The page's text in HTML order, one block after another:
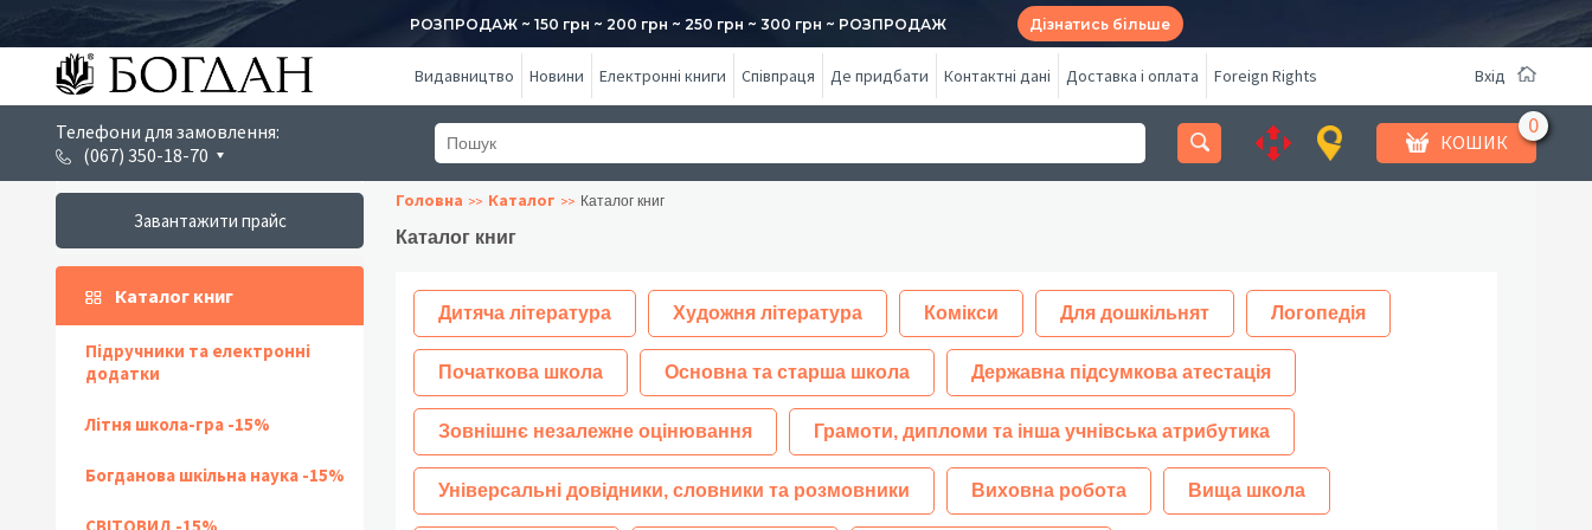
РОЗПРОДАЖ ~ 150 грн ~ 200 грн ~ 250 грн ~ 300 грн ~ РОЗПРОДАЖ Дізнатись більше
Видавництво Новини Електронні книги Співпраця Де придбати Контактні дані Доставка і оплата Foreign Rights Вхід
Телефони для замовлення:
(067) 350-18-70
КОШИК
Завантажити прайс
Каталог книг
Підручники та електронні
додатки
Літня школа-гра -15%
Богданова шкільна наука -15%
Головна Каталог Каталог книг
Каталог книг
Дитяча література Художня література Комікси Для дошкільнят Логопедія
Початкова школа Основна та старша школа Державна підсумкова атестація
Зовнішнє незалежне оцінювання Грамоти, дипломи та інша учнівська атрибутика
Універсальні довідники, словники та розмовники Виховна робота Вища школа